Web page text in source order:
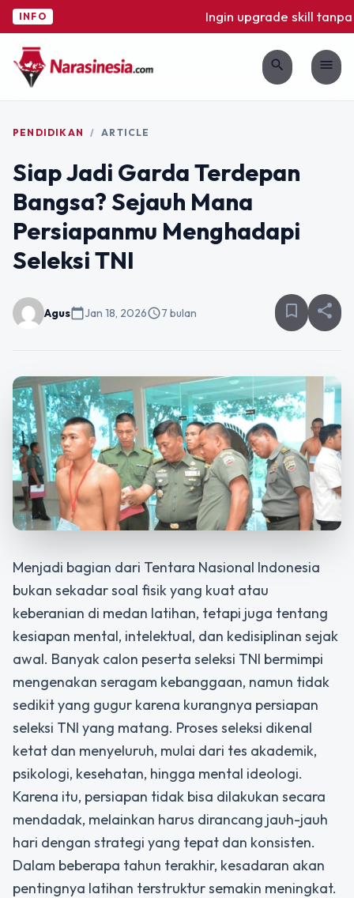
INFO Ingin upgrade skill tanpa
search menu
PENDIDIKAN / ARTICLE
Siap Jadi Garda Terdepan
Bangsa? Sejauh Mana
Persiapanmu Menghadapi
Seleksi TNI
Aguscalendar_todayJan 18, 2026schedule7 bulan bookmark_border share
Menjadi bagian dari Tentara Nasional Indonesia
bukan sekadar soal fisik yang kuat atau
keberanian di medan latihan, tetapi juga tentang
kesiapan mental, intelektual, dan kedisiplinan sejak
awal. Banyak calon peserta seleksi TNI bermimpi
mengenakan seragam kebanggaan, namun tidak
sedikit yang gugur karena kurangnya persiapan
seleksi TNI yang matang. Proses seleksi dikenal
ketat dan menyeluruh, mulai dari tes akademik,
psikologi, kesehatan, hingga mental ideologi.
Karena itu, persiapan tidak bisa dilakukan secara
mendadak, melainkan harus dirancang jauh-jauh
hari dengan strategi yang tepat dan konsisten.
Dalam beberapa tahun terakhir, kesadaran akan
pentingnya latihan terstruktur semakin meningkat.